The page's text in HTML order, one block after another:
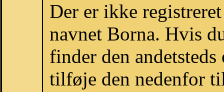
Der er ikke
navnet Borna. Hvis
finder den
tilføje den nedenfor